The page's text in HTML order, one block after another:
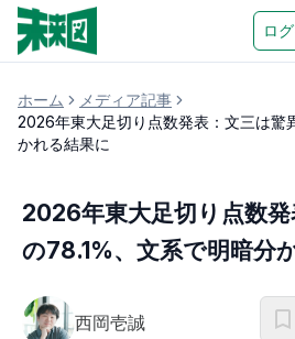
ロ
ホーム
メディア記事
2026年東大足切り点数発表：文三は驚
かれる結果に
2026年東大足切り点数
の78.1%、文系で明暗分
西岡壱誠